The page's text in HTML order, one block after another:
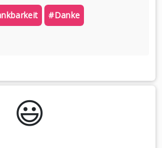
#danke
😃️